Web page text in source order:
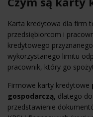
Karta kredytowa dla firm
przedsiębiorcom i
kredytowego
wykorzystanego limitu
pracownik, który go
Firmowe karty kredytowe
gospodarczą, dlatego
przedstawienie